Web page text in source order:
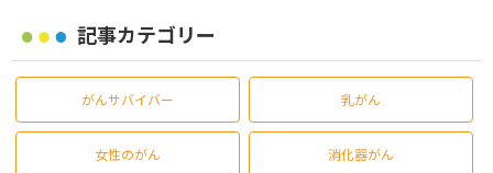
記事カテゴリー
がんサバイバー 乳がん
女性のがん 消化器がん